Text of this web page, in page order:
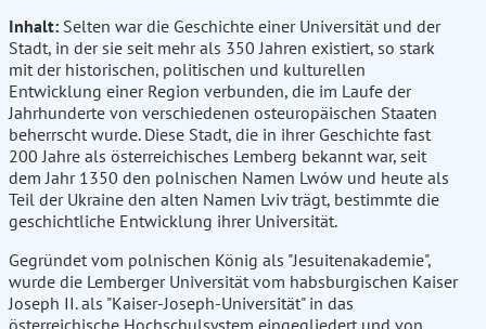
Inhalt: Selten war die Geschichte einer Universität und der
Stadt, in der sie seit mehr als 350 Jahren existiert, so stark
mit der historischen, politischen und kulturellen
Entwicklung einer Region verbunden, die im Laufe der
Jahrhunderte von verschiedenen osteuropäischen Staaten
beherrscht wurde. Diese Stadt, die in ihrer Geschichte fast
200 Jahre als österreichisches Lemberg bekannt war, seit
dem Jahr 1350 den polnischen Namen Lwów und heute als
Teil der Ukraine den alten Namen Lviv trägt, bestimmte die
geschichtliche Entwicklung ihrer Universität.
Gegründet vom polnischen König als "Jesuitenakademie",
wurde die Lemberger Universität vom habsburgischen Kaiser
Joseph II. als "Kaiser-Joseph-Universität" in das